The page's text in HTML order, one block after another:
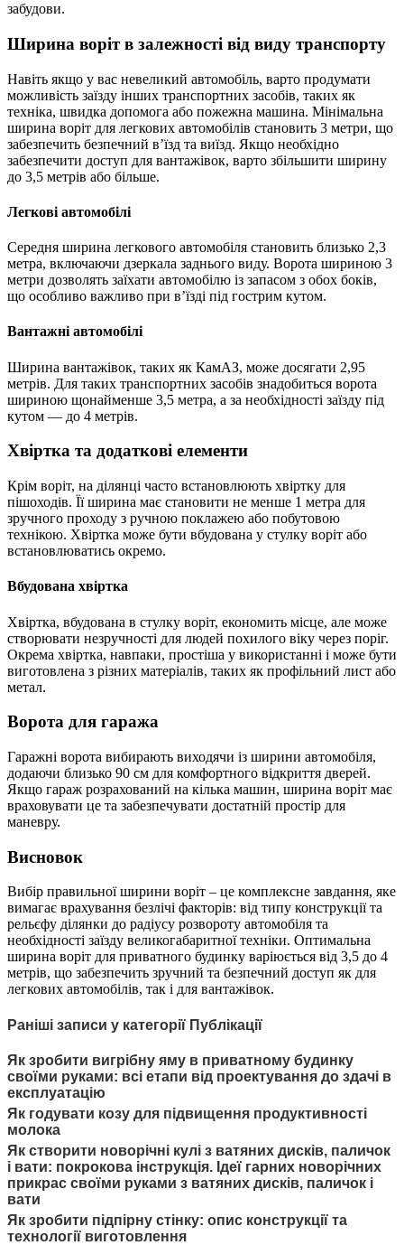
забудови.
Ширина воріт в залежності від виду транспорту
Навіть якщо у вас невеликий автомобіль, варто продумати
можливість заїзду інших транспортних засобів, таких як
техніка, швидка допомога або пожежна машина. Мінімальна
ширина воріт для легкових автомобілів становить 3 метри, що
забезпечить безпечний в’їзд та виїзд. Якщо необхідно
забезпечити доступ для вантажівок, варто збільшити ширину
до 3,5 метрів або більше.
Легкові автомобілі
Середня ширина легкового автомобіля становить близько 2,3
метра, включаючи дзеркала заднього виду. Ворота шириною 3
метри дозволять заїхати автомобілю із запасом з обох боків,
що особливо важливо при в’їзді під гострим кутом.
Вантажні автомобілі
Ширина вантажівок, таких як КамАЗ, може досягати 2,95
метрів. Для таких транспортних засобів знадобиться ворота
шириною щонайменше 3,5 метра, а за необхідності заїзду під
кутом — до 4 метрів.
Хвіртка та додаткові елементи
Крім воріт, на ділянці часто встановлюють хвіртку для
пішоходів. Її ширина має становити не менше 1 метра для
зручного проходу з ручною поклажею або побутовою
технікою. Хвіртка може бути вбудована у стулку воріт або
встановлюватись окремо.
Вбудована хвіртка
Хвіртка, вбудована в стулку воріт, економить місце, але може
створювати незручності для людей похилого віку через поріг.
Окрема хвіртка, навпаки, простіша у використанні і може бути
виготовлена ​​з різних матеріалів, таких як профільний лист або
метал.
Ворота для гаража
Гаражні ворота вибирають виходячи із ширини автомобіля,
додаючи близько 90 см для комфортного відкриття дверей.
Якщо гараж розрахований на кілька машин, ширина воріт має
враховувати це та забезпечувати достатній простір для
маневру.
Висновок
Вибір правильної ширини воріт – це комплексне завдання, яке
вимагає врахування безлічі факторів: від типу конструкції та
рельєфу ділянки до радіусу розвороту автомобіля та
необхідності заїзду великогабаритної техніки. Оптимальна
ширина воріт для приватного будинку варіюється від 3,5 до 4
метрів, що забезпечить зручний та безпечний доступ як для
легкових автомобілів, так і для вантажівок.
Раніші записи у категорії Публікації
Як зробити вигрібну яму в приватному будинку
своїми руками: всі етапи від проектування до здачі в
експлуатацію
Як годувати козу для підвищення продуктивності
молока
Як створити новорічні кулі з ватяних дисків, паличок
і вати: покрокова інструкція. Ідеї гарних новорічних
прикрас своїми руками з ватяних дисків, паличок і
вати
Як зробити підпірну стінку: опис конструкції та
технології виготовлення